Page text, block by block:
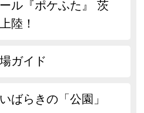
ル『ポケふた』 茨
陸！
ガイド
ばらきの「公園」